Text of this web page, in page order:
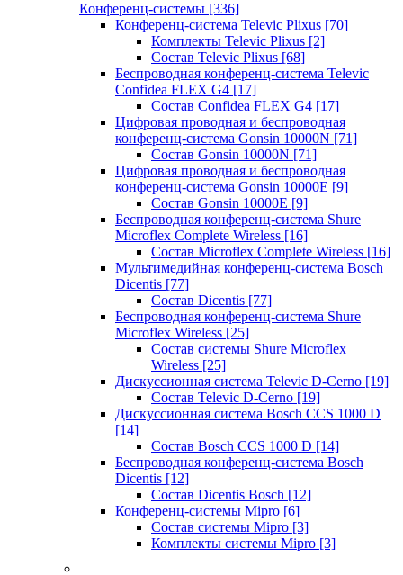
Конференц-системы [336]
Конференц-система Televic Plixus [70]
Комплекты Televic Plixus [2]
Состав Televic Plixus [68]
Беспроводная конференц-система Televic
Confidea FLEX G4 [17]
Состав Confidea FLEX G4 [17]
Цифровая проводная и беспроводная
конференц-система Gonsin 10000N [71]
Состав Gonsin 10000N [71]
Цифровая проводная и беспроводная
конференц-система Gonsin 10000E [9]
Состав Gonsin 10000E [9]
Беспроводная конференц-система Shure
Microflex Complete Wireless [16]
Состав Microflex Complete Wireless [16]
Мультимедийная конференц-система Bosch
Dicentis [77]
Состав Dicentis [77]
Беспроводная конференц-система Shure
Microflex Wireless [25]
Состав системы Shure Microflex
Wireless [25]
Дискуссионная система Televic D-Cerno [19]
Состав Televic D-Cerno [19]
Дискуссионная система Bosch CCS 1000 D
[14]
Состав Bosch CCS 1000 D [14]
Беспроводная конференц-система Bosch
Dicentis [12]
Состав Dicentis Bosch [12]
Конференц-системы Mipro [6]
Состав системы Mipro [3]
Комплекты системы Mipro [3]